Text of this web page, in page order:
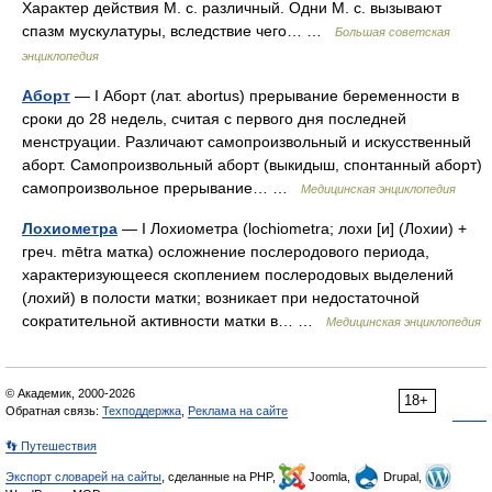
Характер действия М. с. различный. Одни М. с. вызывают
спазм мускулатуры, вследствие чего… …
Большая советская
энциклопедия
Аборт — I Аборт (лат. abortus) прерывание беременности в
сроки до 28 недель, считая с первого дня последней
менструации. Различают самопроизвольный и искусственный
аборт. Самопроизвольный аборт (выкидыш, спонтанный аборт)
самопроизвольное прерывание… …
Медицинская энциклопедия
Лохиометра — I Лохиометра (lochiometra; лохи [и] (Лохии) +
греч. mētra матка) осложнение послеродового периода,
характеризующееся скоплением послеродовых выделений
(лохий) в полости матки; возникает при недостаточной
сократительной активности матки в… …
Медицинская энциклопедия
18+
© Академик, 2000-2026
Обратная связь: Техподдержка Реклама на сайте
👣 Путешествия
Экспорт словарей на сайты , сделанные на PHP, Joomla,
Drupal,